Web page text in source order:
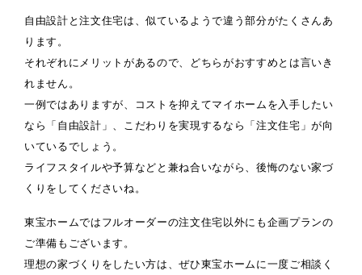
自由設計と注文住宅は、似ているようで違う部分がたくさんあ
ります。
それぞれにメリットがあるので、どちらがおすすめとは言いき
れません。
一例ではありますが、コストを抑えてマイホームを入手したい
なら「自由設計」、こだわりを実現するなら「注文住宅」が向
いているでしょう。
ライフスタイルや予算などと兼ね合いながら、後悔のない家づ
くりをしてくださいね。
東宝ホームではフルオーダーの注文住宅以外にも企画プランの
ご準備もございます。
理想の家づくりをしたい方は、ぜひ東宝ホームに一度ご相談く